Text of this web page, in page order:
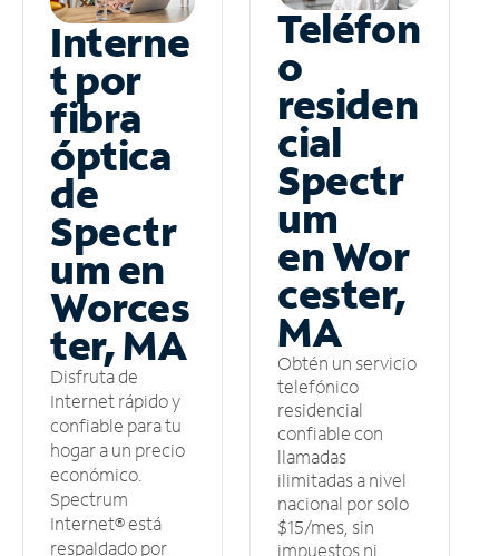
Interne
t por
fibra
óptica
de
Spectr
um en
Worces
ter, MA
Disfruta de
Internet rápido y
confiable para tu
hogar a un precio
económico.
Spectrum
Internet® está
respaldado por
Teléfon
o
residen
cial
Spectr
um
en Wor
cester,
MA
Obtén un servicio
telefónico
residencial
confiable con
llamadas
ilimitadas a nivel
nacional por solo
$15/mes, sin
impuestos ni